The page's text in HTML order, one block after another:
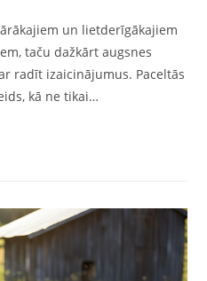
un lietderīgākajiem
taču dažkārt augsnes
radīt izaicinājumus. Paceltās
kā ne tikai…